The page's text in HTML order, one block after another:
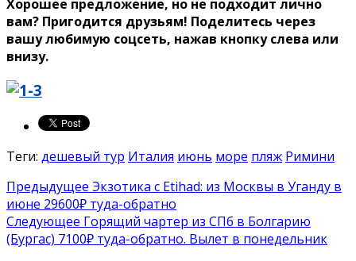
Хорошее предложение, но не подходит лично
вам? Пригодится друзьям! Поделитесь через
вашу любимую соцсеть, нажав кнопку слева или
внизу.
Теги: дешевый тур Италия июнь море пляж Римини
Предыдущее Экзотика с Etihad: из Москвы в Уганду в
июне 29600₽ туда-обратно
Следующее Горящий чартер из СПб в Болгарию
(Бургас) 7100₽ туда-обратно. Вылет в понедельник